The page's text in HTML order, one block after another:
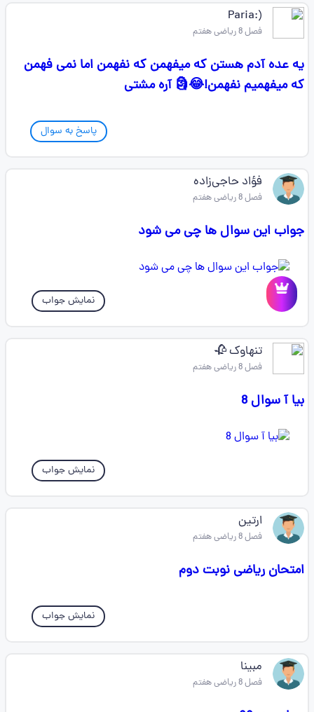
(:Paria
فصل 8 ریاضی هفتم
یه عده آدم هستن که میفهمن که نفهمن اما نمی فهمن
که میفهمیم نفهمن!😂🗿 آره مشتی️
پاسخ به سوال
فؤاد حاجی‌زاده
فصل 8 ریاضی هفتم
جواب این سوال ها چی می شود
نمایش جواب
تنهاوک 🥀
فصل 8 ریاضی هفتم
بیا آ سوال 8
نمایش جواب
ارتین
فصل 8 ریاضی هفتم
امتحان ریاضی نوبت دوم
نمایش جواب
مبینا
فصل 8 ریاضی هفتم